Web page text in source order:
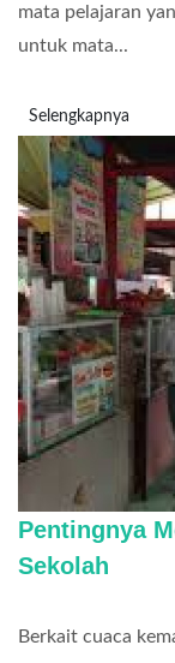
mata pelajaran
untuk mata...
Selengkapnya
Pentingnya
Sekolah
Berkait cuaca